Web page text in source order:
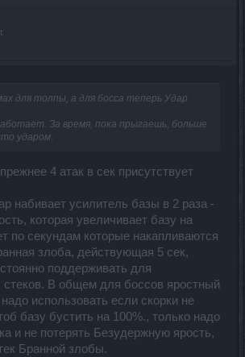
для толпы, а для босса теперь Удар
За время, пока прыгаешь, больше
ударом.
4 атак в сек присутствует
набивает усилитель базы в 2 раза -
которая увеличивает базу на
по секундам которые накапливаются
злоба, действующая 5 сек,
поддерживать для
стеков. В общем для боссов яростный
использовать если скорки не
базу бустить на 100%., только надо
и не потерять Безудержную ярость,
Бранной злобы.